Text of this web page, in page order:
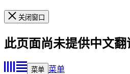
关闭窗口
此页面尚未提供中文翻
菜单 菜单